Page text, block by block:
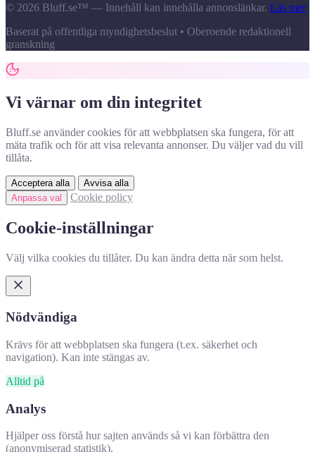
© 2026 Bluff.se™ — Innehåll kan innehålla annonslänkar. Läs mer
Baserat på offentliga myndighetsbeslut • Oberoende redaktionell
granskning
Vi värnar om din integritet
Bluff.se använder cookies för att webbplatsen ska fungera, för att
mäta trafik och för att visa relevanta annonser. Du väljer vad du vill
tillåta.
Acceptera alla
Avvisa alla
Anpassa val
Cookie policy
Cookie-inställningar
Välj vilka cookies du tillåter. Du kan ändra detta när som helst.
Nödvändiga
Krävs för att webbplatsen ska fungera (t.ex. säkerhet och
navigation). Kan inte stängas av.
Alltid på
Analys
Hjälper oss förstå hur sajten används så vi kan förbättra den
(anonymiserad statistik).